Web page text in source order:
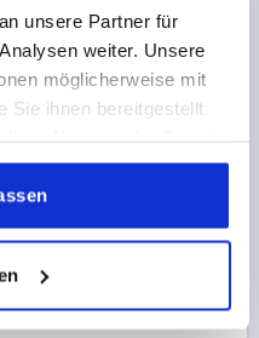
unsere Partner für
weiter. Unsere
möglicherweise mit
Sie ihnen bereitgestellt